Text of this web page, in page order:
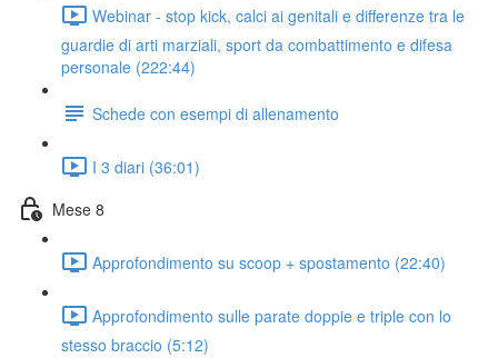
Webinar - stop kick, calci ai genitali e differenze tra le
guardie di arti marziali, sport da combattimento e difesa
personale (222:44)
Schede con esempi di allenamento
I 3 diari (36:01)
Mese 8
Approfondimento su scoop + spostamento (22:40)
Approfondimento sulle parate doppie e triple con lo
stesso braccio (5:12)